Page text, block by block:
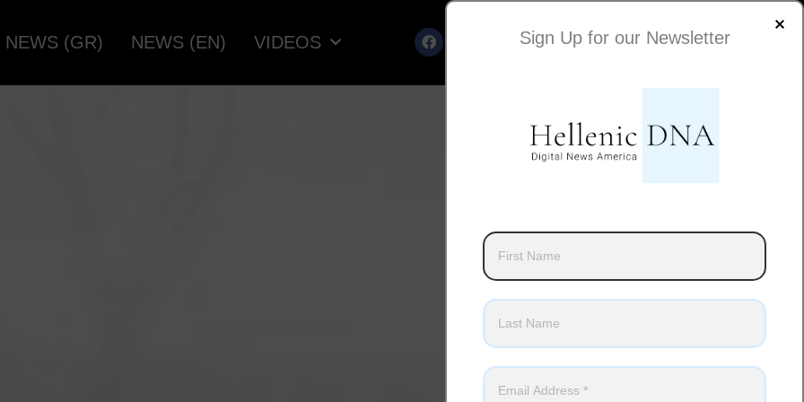
NEWS (GR) NEWS (EN) VIDEOS Sign Up for our Newsletter